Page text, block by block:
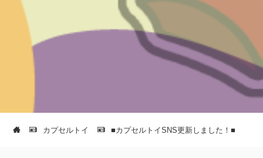
カプセルトイ ■カプセルトイSNS更新しました！■